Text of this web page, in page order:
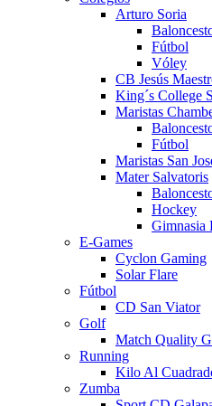
Arturo Soria
Fútbol
Vóley
CB Jesús
King´s College
Maristas
Fútbol
Maristas San
Mater Salvatoris
Hockey
Gimnasia
E-Games
Cyclon Gaming
Solar Flare
Fútbol
CD San Viator
Golf
Match Quality
Running
Kilo Al
Zumba